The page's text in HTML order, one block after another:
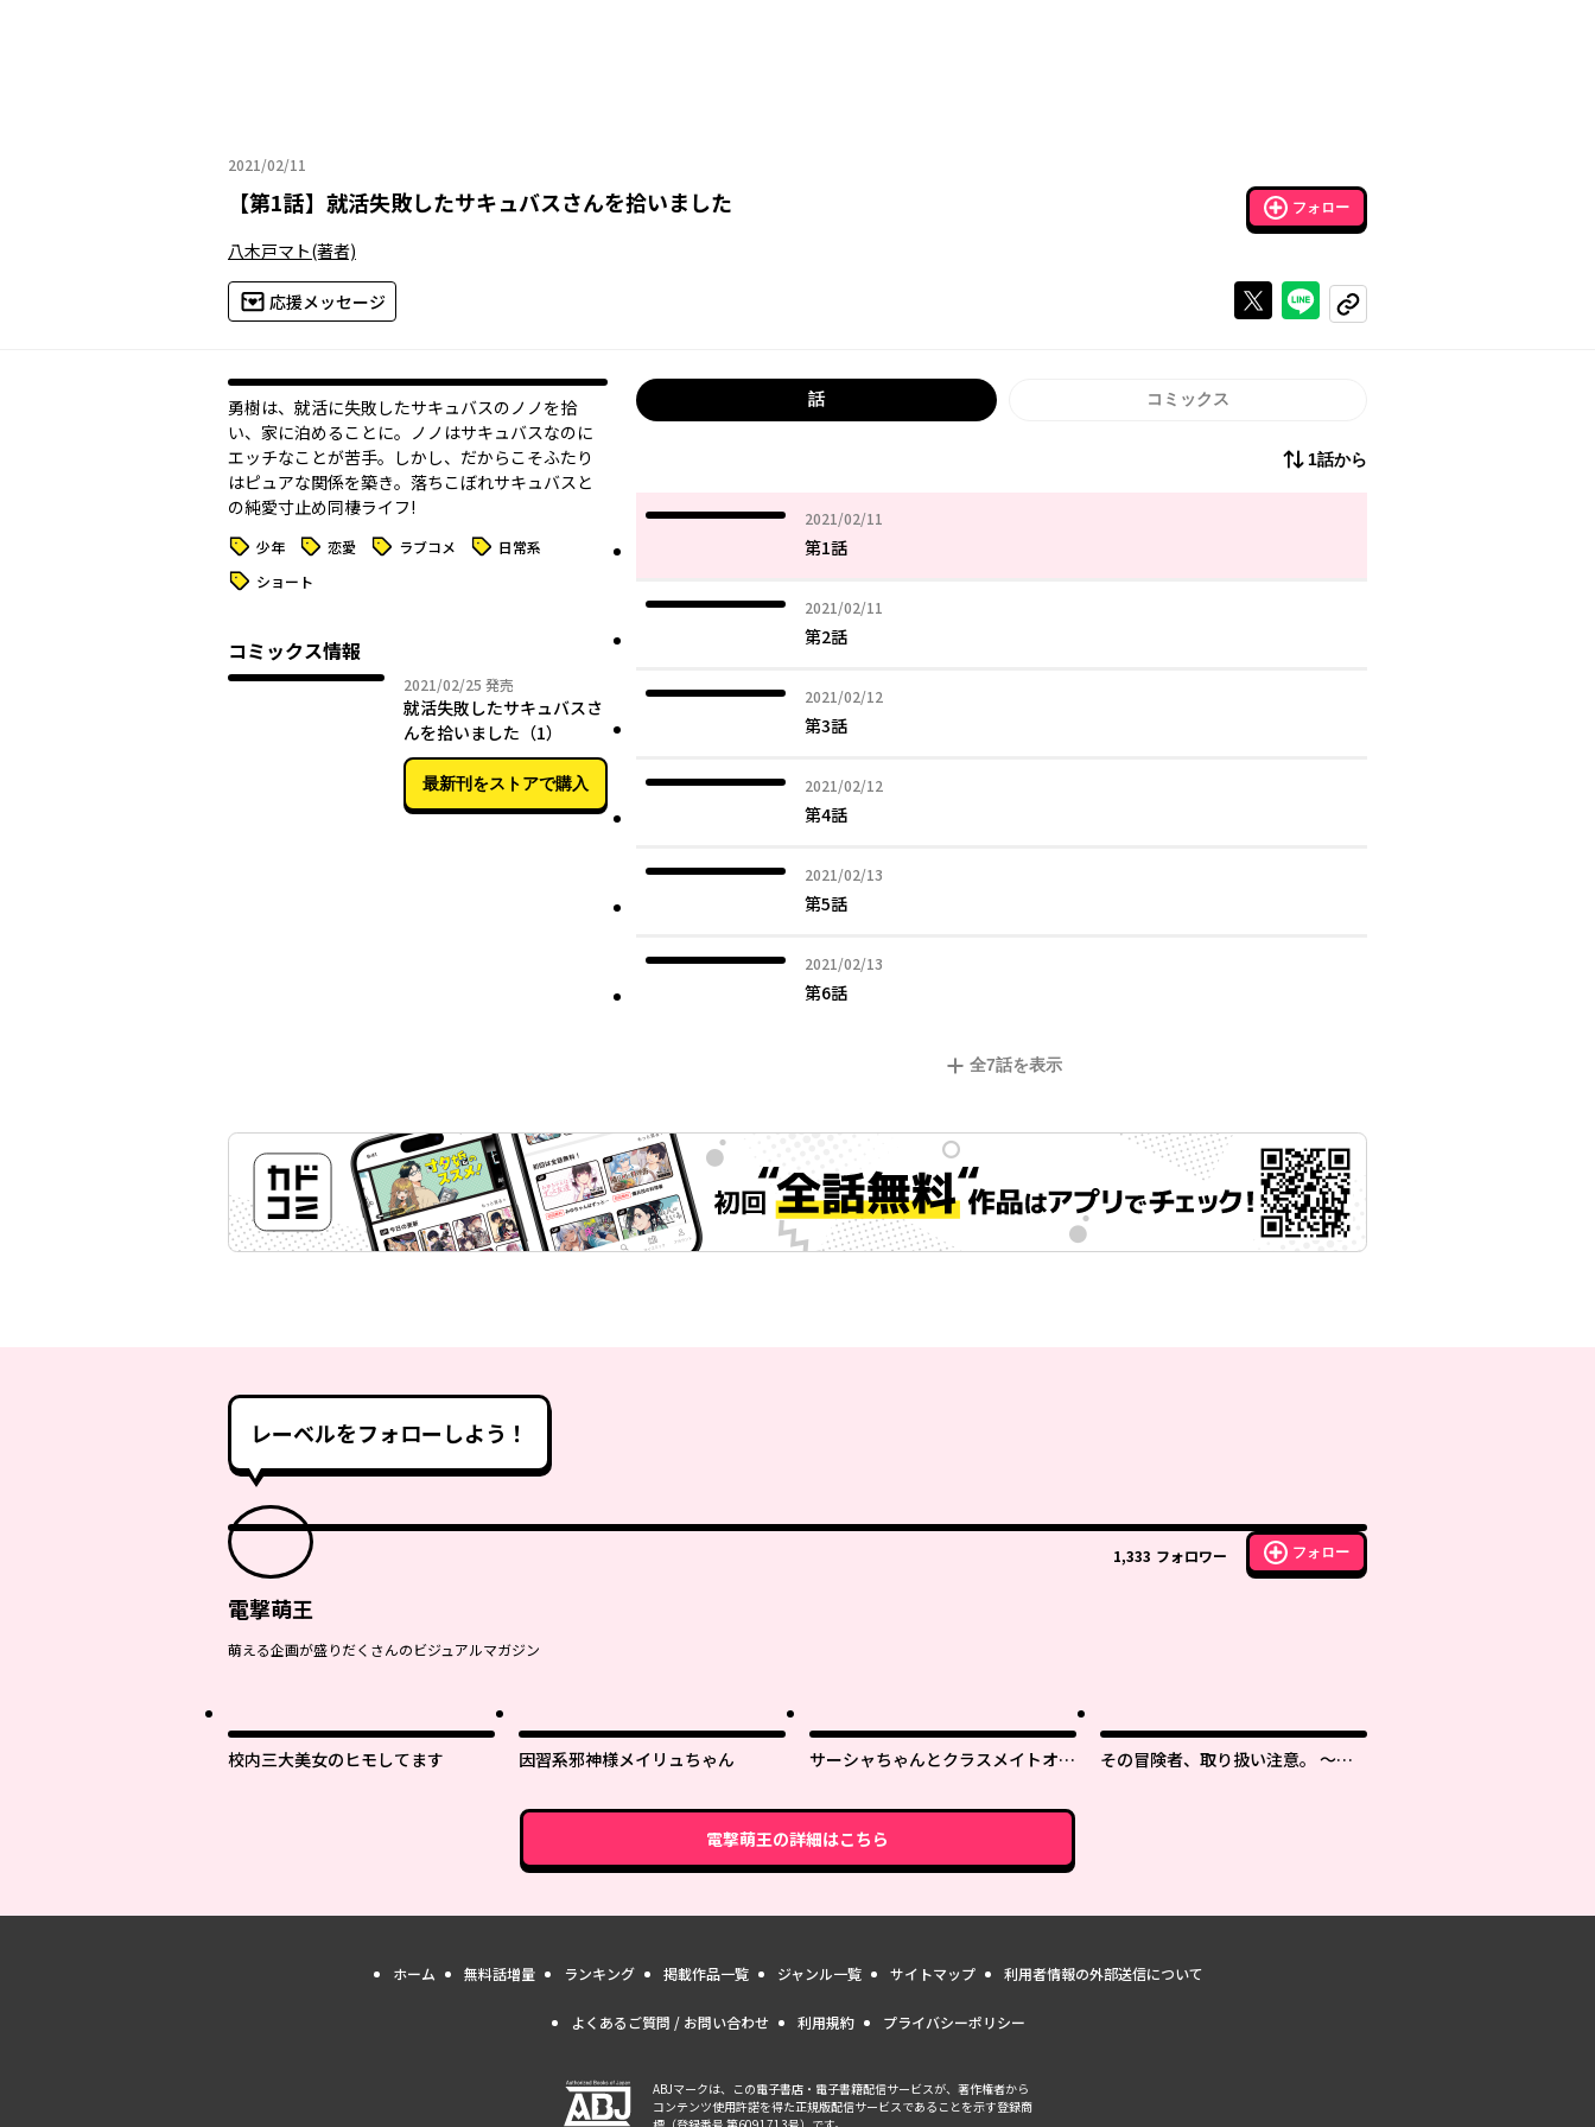
2021/02/11
2021年02月11日
【第1話】 就活失敗したサキュバスさんを拾いました フォロー
八木戸マト(著者)
応援メッセージ Xで投稿するラインでシェアする
コピーする
勇樹は、就活に失敗したサキュバスのノノを拾
い、家に泊めることに。ノノはサキュバスなのに
エッチなことが苦手。しかし、だからこそふたり
はピュアな関係を築き――。落ちこぼれサキュバスと
の純愛寸止め同棲ライフ!
タグ 少年 タグ 恋愛 タグ ラブコメ タグ 日常系
タグ ショート
コミックス情報
2021/02/25 2021年02月25日
発売
就活失敗したサキュバスさ
んを拾いました（1）
最新刊をストアで購入
話 コミックス
1話から
2021/02/11
2021年02月11日
第1話
2021/02/11
2021年02月11日
第2話
2021/02/12
2021年02月12日
第3話
2021/02/12
2021年02月12日
第4話
2021/02/13
2021年02月13日
第5話
2021/02/13
2021年02月13日
第6話
全7話を表示
レーベルをフォローしよう！
1,333 フォロワー フォロー
電撃萌王
萌える企画が盛りだくさんのビジュアルマガジン
校内三大美女のヒモしてます 因習系邪神様メイリュちゃん
サーシャちゃんとクラスメイトオタ
その冒険者、取り扱い注意。 ～正
電撃萌王の詳細はこちら
ホーム 無料話増量 ランキング 掲載作品一覧 ジャンル一覧 サイトマップ 利用者情報の外部送信について
よくあるご質問 / お問い合わせ 利用規約 プライバシーポリシー
ABJマークは、この電子書店・電子書籍配信サービスが、著作権者から
コンテンツ使用許諾を得た正規版配信サービスであることを示す登録商